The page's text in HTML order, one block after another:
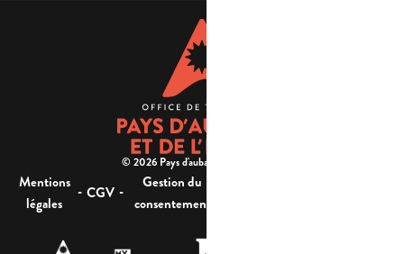
© 2026 Pays d'aubagne et de l'étoile -
Mentions
légales
- CGV -
Gestion du
consentement